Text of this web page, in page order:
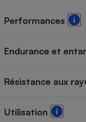
Performances
Endurance et
Résistance aux
Utilisation